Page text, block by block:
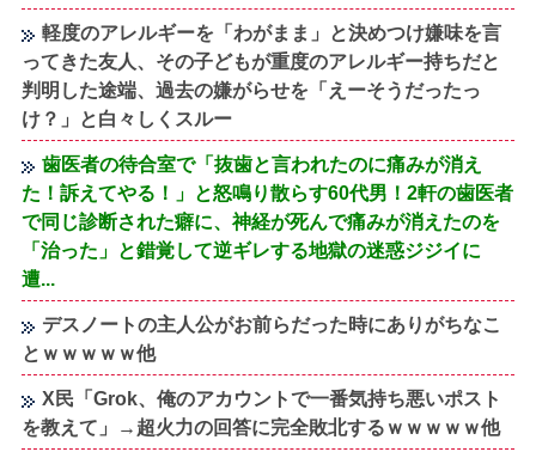
軽度のアレルギーを「わがまま」と決めつけ嫌味を言
ってきた友人、その子どもが重度のアレルギー持ちだと
判明した途端、過去の嫌がらせを「えーそうだったっ
け？」と白々しくスルー
歯医者の待合室で「抜歯と言われたのに痛みが消え
た！訴えてやる！」と怒鳴り散らす60代男！2軒の歯医者
で同じ診断された癖に、神経が死んで痛みが消えたのを
「治った」と錯覚して逆ギレする地獄の迷惑ジジイに
遭...
デスノートの主人公がお前らだった時にありがちなこ
とｗｗｗｗｗ他
X民「Grok、俺のアカウントで一番気持ち悪いポスト
を教えて」→超火力の回答に完全敗北するｗｗｗｗｗ他